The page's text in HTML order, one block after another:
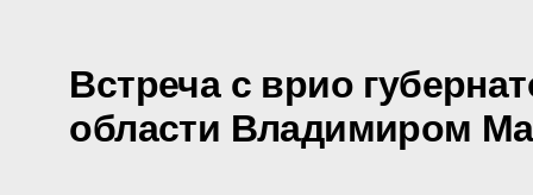
Встреча с врио
области Владимиром